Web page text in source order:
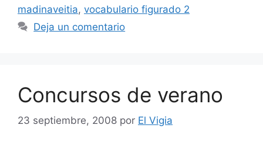
madinaveitia, vocabulario figurado 2
Deja un comentario
Concursos de verano
23 septiembre, 2008 por El Vigia